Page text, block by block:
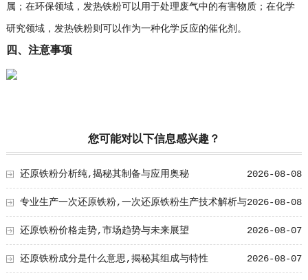
属；在环保领域，发热铁粉可以用于处理废气中的有害物质；在化学
研究领域，发热铁粉则可以作为一种化学反应的催化剂。
四、注意事项
您可能对以下信息感兴趣？
2026-08-08
还原铁粉分析纯,揭秘其制备与应用奥秘
2026-08-08
专业生产一次还原铁粉,一次还原铁粉生产技术解析与
工艺创新 2026-08-07
还原铁粉价格走势,市场趋势与未来展望
2026-08-07
还原铁粉成分是什么意思,揭秘其组成与特性